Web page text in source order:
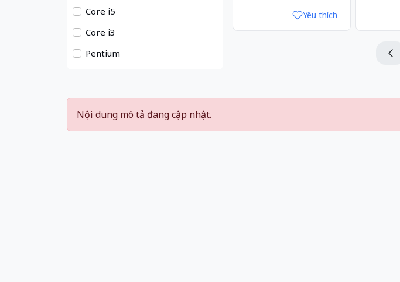
Core i5
Core i3
Pentium
Yêu thích
Nội dung mô tả đang cập nhật.